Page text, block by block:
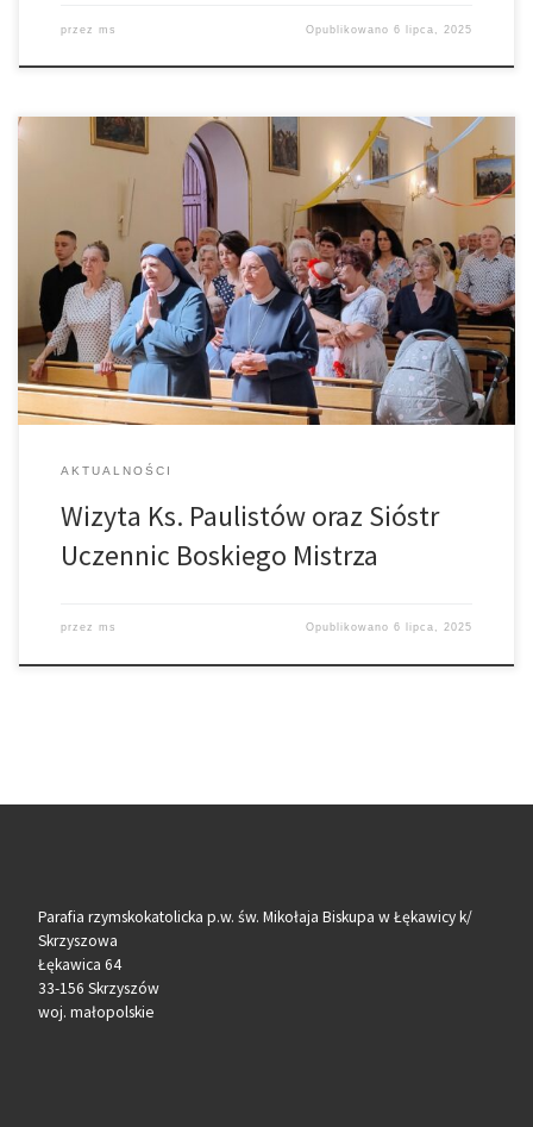
przez ms Opublikowano6 lipca, 2025
Wizyta Ks. Paulistów oraz Sióstr Uczennic Boskiego Mistrza na
uroczystość Św. Apostołów Piotra i Pawła. Wspólnota paulistów
przybywa do nas corocznie w rocznicę święceń kapłańskich i
prymicji pierwszego polskiego paulisty, ks. Józefa Alojzego
Łabędzia, naszego rodaka.
AKTUALNOŚCI
Wizyta Ks. Paulistów oraz Sióstr
Uczennic Boskiego Mistrza
przez ms Opublikowano6 lipca, 2025
Parafia rzymskokatolicka p.w. św. Mikołaja Biskupa w Łękawicy k/
Skrzyszowa
Łękawica 64
33-156 Skrzyszów
woj. małopolskie